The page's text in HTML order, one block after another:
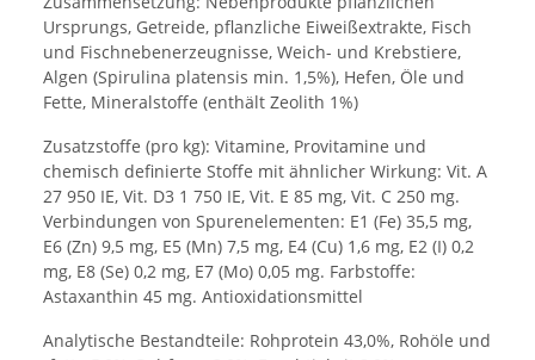
Ursprungs, Getreide, pflanzliche Eiweißextrakte, Fisch
und Fischnebenerzeugnisse, Weich- und Krebstiere,
Algen (Spirulina platensis min. 1,5%), Hefen, Öle und
Fette, Mineralstoffe (enthält Zeolith 1%)
Zusatzstoffe (pro kg): Vitamine, Provitamine und
chemisch definierte Stoffe mit ähnlicher Wirkung: Vit. A
27 950 IE, Vit. D3 1 750 IE, Vit. E 85 mg, Vit. C 250 mg.
Verbindungen von Spurenelementen: E1 (Fe) 35,5 mg,
E6 (Zn) 9,5 mg, E5 (Mn) 7,5 mg, E4 (Cu) 1,6 mg, E2 (I) 0,2
mg, E8 (Se) 0,2 mg, E7 (Mo) 0,05 mg. Farbstoffe:
Astaxanthin 45 mg. Antioxidationsmittel
Analytische Bestandteile: Rohprotein 43,0%, Rohöle und